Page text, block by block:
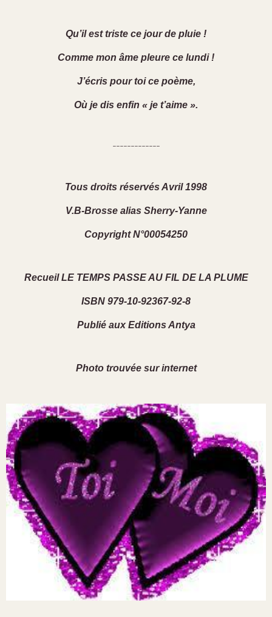
Qu’il est triste ce jour de pluie !
Comme mon âme pleure ce lundi !
J’écris pour toi ce poème,
Où je dis enfin « je t’aime ».
-------------
Tous droits réservés Avril 1998
V.B-Brosse alias Sherry-Yanne
Copyright N°00054250
Recueil LE TEMPS PASSE AU FIL DE LA PLUME
ISBN 979-10-92367-92-8
Publié aux Editions Antya
Photo trouvée sur internet